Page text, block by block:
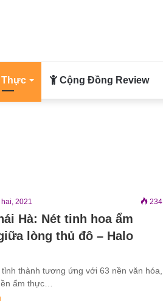
Thực Cộng Đồng Review
2021 234
Hà: Nét tinh hoa ẩm
lòng thủ đô – Halo
thành tương ứng với 63 nền văn hóa,
ẩm thực…